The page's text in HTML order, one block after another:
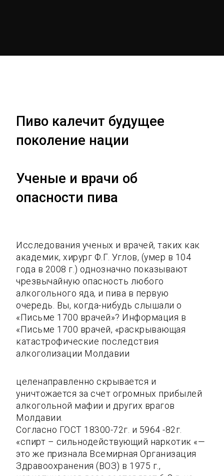
Пиво калечит будущее
поколение нации
Ученые и врачи об
опасности пива
Исследования ученых и врачей, таких как
академик, хирург Ф.Г. Углов, (умер в 104
года в 2008 г.) однозначно показывают
чрезвычайную опасность любого
алкогольного яда, и пива в первую
очередь. Вы, когда-нибудь слышали о
«Письме 1700 врачей»? Информация в
«Письме 1700 врачей, «раскрывающая
катастрофические последствия
алкоголизации Молдавии
целенаправленно скрывается и
уничтожается за счет огромных прибылей
алкогольной мафии и других врагов
Молдавии.
Согласно ГОСТ 18300-72г. и 5964 -82г.
«спирт – сильнодействующий наркотик «—
это же признала Всемирная Организация
Здравоохранения (ВОЗ) в 1975 г.,